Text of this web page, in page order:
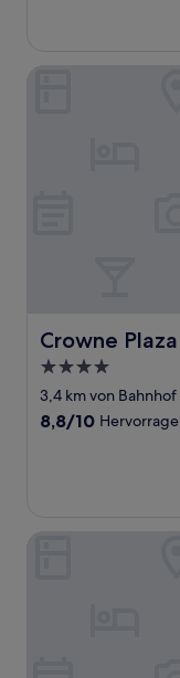
Crowne
Crowne Plaza
4.0-
Sterne-
Unterkunft
3,4 km von
8.8
8,8/10